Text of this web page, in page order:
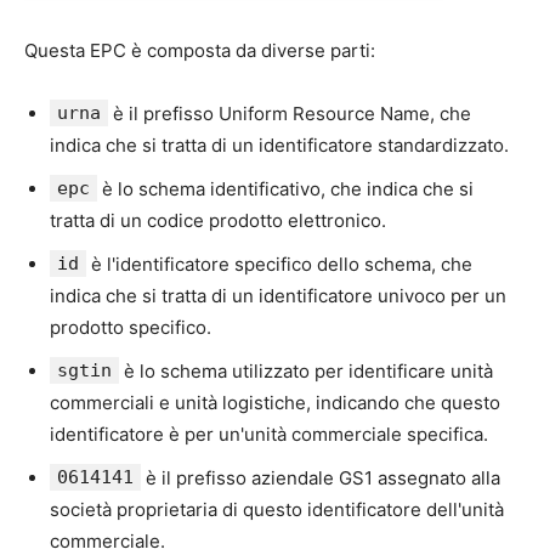
Questa EPC è composta da diverse parti:
urna
è il prefisso Uniform Resource Name, che
indica che si tratta di un identificatore standardizzato.
epc
è lo schema identificativo, che indica che si
tratta di un codice prodotto elettronico.
id
è l'identificatore specifico dello schema, che
indica che si tratta di un identificatore univoco per un
prodotto specifico.
sgtin
è lo schema utilizzato per identificare unità
commerciali e unità logistiche, indicando che questo
identificatore è per un'unità commerciale specifica.
0614141
è il prefisso aziendale GS1 assegnato alla
società proprietaria di questo identificatore dell'unità
commerciale.